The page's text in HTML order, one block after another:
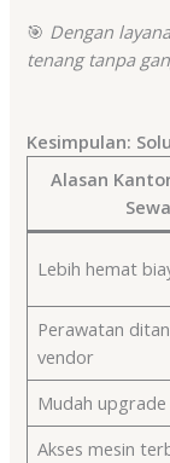
🎯 Dengan
tenang tanpa
Kesimpulan:
Alasan
Sewa
Lebih hemat
Perawatan
vendor
Mudah upgrade
Akses mesin